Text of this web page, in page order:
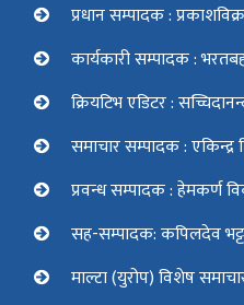
प्रधान सम्पादक :
कार्यकारी सम्पादक :
क्रियटिभ एडिटर :
समाचार सम्पादक : एकिन्द्र
प्रवन्ध सम्पादक : हेमकर्ण
सह-सम्पादक: कपिलदेव भट्ट
माल्टा (युरोप) विशेष